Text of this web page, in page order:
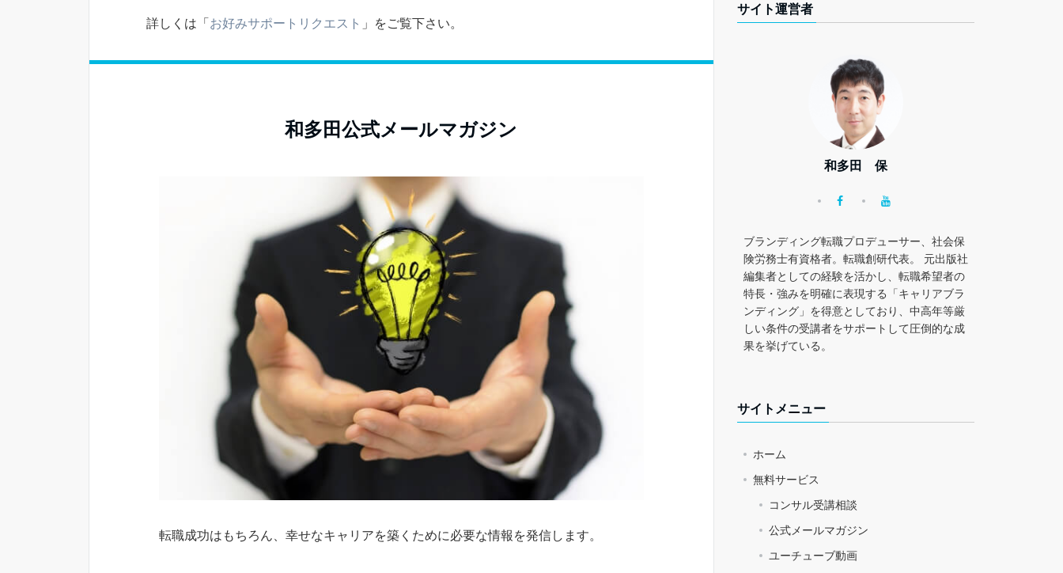
詳しくは「お好みサポートリクエスト 」をご覧下さい。
和多田公式メールマガジン
転職成功はもちろん、幸せなキャリアを築くために必要な情報を発信します。
サイト運営者
和多田 保
ブランディング転職プロデューサー、社会保
険労務士有資格者。転職創研代表。 元出版社
編集者としての経験を活かし、転職希望者の
特長・強みを明確に表現する「キャリアブラ
ンディング」を得意としており、中高年等厳
しい条件の受講者をサポートして圧倒的な成
果を挙げている。
サイトメニュー
ホーム
無料サービス
コンサル受講相談
公式メールマガジン
ユーチューブ動画